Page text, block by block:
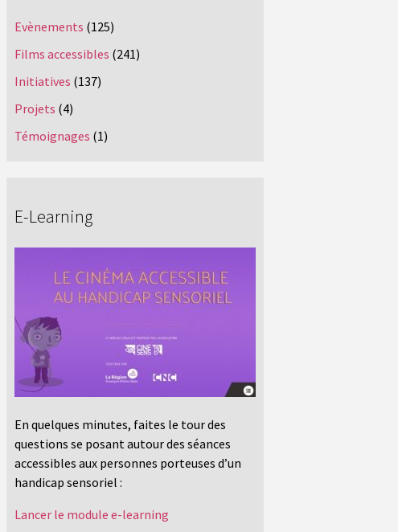
Evènements (125)
Films accessibles (241)
Initiatives (137)
Projets (4)
Témoignages (1)
E-Learning
En quelques minutes, faites le tour des
questions se posant autour des séances
accessibles aux personnes porteuses d’un
handicap sensoriel :
Lancer le module e-learning